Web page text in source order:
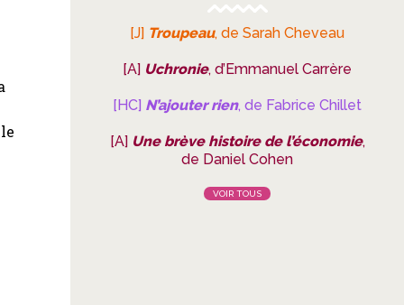
[J] Troupeau, de Sarah Cheveau
[A] Uchronie, d’Emmanuel Carrère
[HC] N’ajouter rien, de Fabrice Chillet
[A] Une brève histoire de l’économie,
de Daniel Cohen
VOIR TOUS